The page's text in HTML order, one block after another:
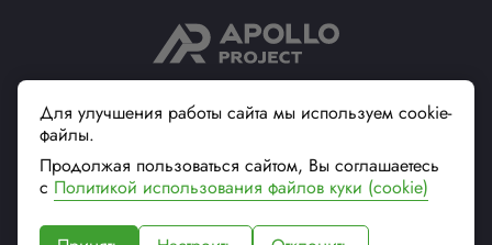
современной упаковки
Вся информация на сайте, касающаяся технических
характеристик, наличия на складе, стоимости товаров, носит
информационный характер и не является публичной офертой (ст.
Для улучшения работы сайта мы используем cookie-
файлы.
Продолжая пользоваться сайтом, Вы соглашаетесь
с Политикой использования файлов куки (cookie)